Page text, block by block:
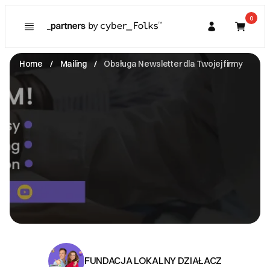
Kupujący
0
Home Mailing Obsługa Newsletter dla Twojej firmy
FUNDACJA LOKALNY DZIAŁACZ
Poznaj
Prawa konsumenta
III. Gwarancja oraz reklamacje